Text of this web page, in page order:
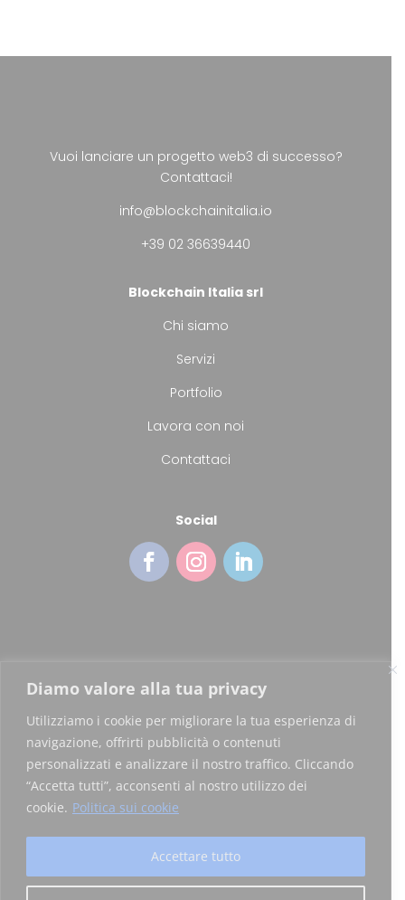
Diamo valore alla tua privacy
Utilizziamo i cookie per migliorare la tua esperienza di
navigazione, offrirti pubblicità o contenuti
personalizzati e analizzare il nostro traffico. Cliccando
“Accetta tutti”, acconsenti al nostro utilizzo dei
cookie. Politica sui cookie
Accettare tutto
Vuoi lanciare un progetto web3 di successo?
Contattaci!
info@blockchainitalia.io
+39 02 36639440
Blockchain Italia srl
Chi siamo
Servizi
Portfolio
Lavora con noi
Contattaci
Social
Copyright © 2026 Blockchain Italia.io
Blockchain Italia S.r.l. P.IVA 10441490967
Via Brembo 27, 20139 Milano